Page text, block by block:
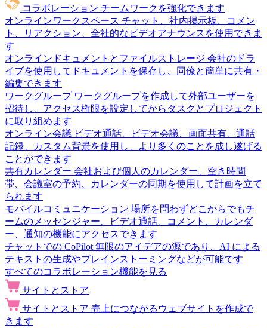
コラボレーション チームワークを強化できます
オンラインワークスペース チャット、社内掲示板、コメン
ト、リアクション、全社的なビデオアナウンスを使用できま
す
オンラインドキュメントとファイルストレージ 会社のドラ
イブを使用してドキュメントを保存し、同僚と簡単に共有・
編集できます
ワークグループ ワークグループを作成して外部ユーザーを
招待し、アクセス権限を設定してからタスクとプロジェクト
に取り組めます
オンライン会議 ビデオ通話、ビデオ会議、画面共有、通話
記録、カスタム背景を使用し、より多くのことを成し遂げる
ことができます
共有カレンダー 会社および個人のカレンダー、空き時間
帯、会議室の予約、カレンダーの同期を使用して計画を立て
られます
モバイルコミュニケーション 場所を問わずどこからでもチ
ームのメッセンジャー、ビデオ通話、コメント、カレンダ
ー、通知の機能にアクセスできます
チャットでの CoPilot 無限のアイデアの源であり、AI による
テキストの生成やブレインストーミングなどが可能です
すべてのコラボレーション機能を見る
サイトとストア
サイトとストア 売上につながるウェブサイトを作成で
きます